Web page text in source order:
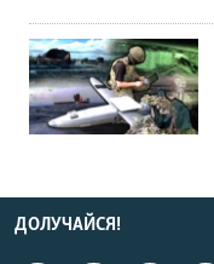
ДОЛУЧАЙСЯ!